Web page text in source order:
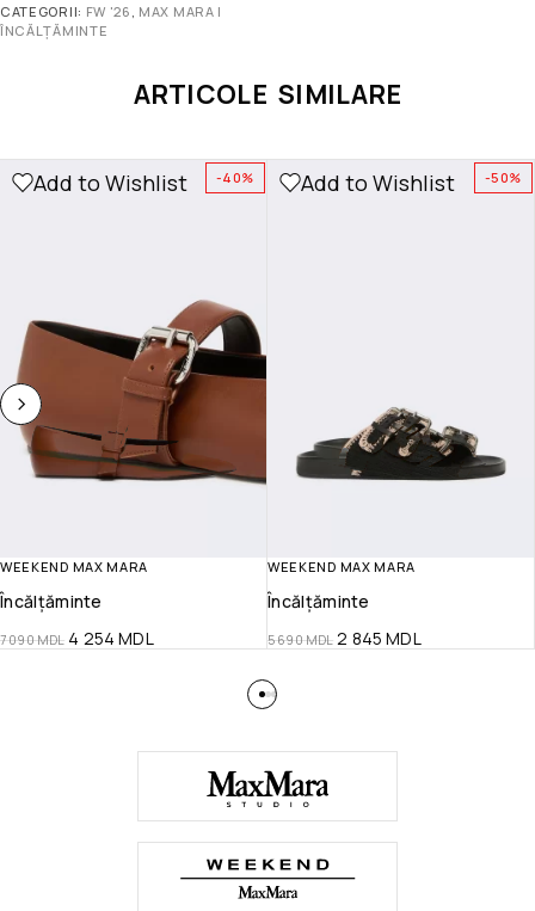
CATEGORII: FW '26 MAX MARA |
ÎNCĂLȚĂMINTE
ARTICOLE SIMILARE
-40%
Add to Wishlist
WEEKEND MAX MARA
Încălțăminte
7 090MDL 4 254MDL
-50%
Add to Wishlist
WEEKEND MAX MARA
Încălțăminte
5 690MDL 2 845MDL